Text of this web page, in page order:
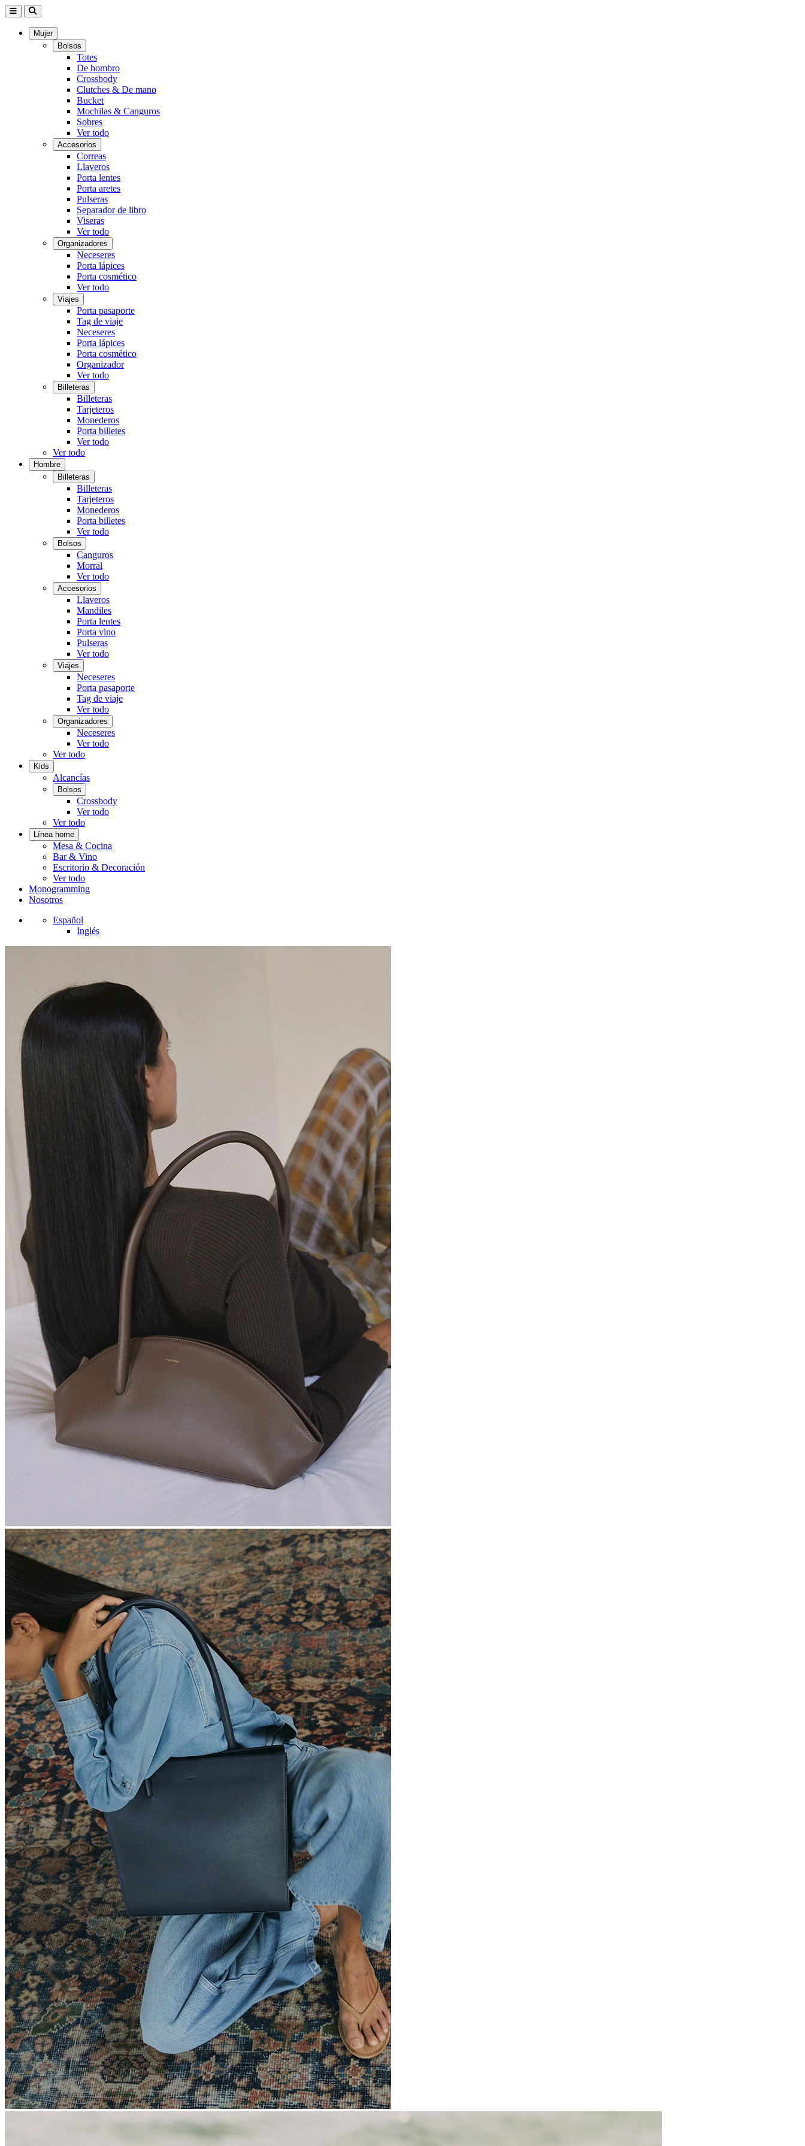
Mujer
Bolsos
Totes
De hombro
Crossbody
Clutches & De mano
Bucket
Mochilas & Canguros
Sobres
Ver todo
Accesorios
Correas
Llaveros
Porta lentes
Porta aretes
Pulseras
Separador de libro
Viseras
Ver todo
Organizadores
Neceseres
Porta lápices
Porta cosmético
Ver todo
Viajes
Porta pasaporte
Tag de viaje
Neceseres
Porta lápices
Porta cosmético
Organizador
Ver todo
Billeteras
Billeteras
Tarjeteros
Monederos
Porta billetes
Ver todo
Ver todo
Hombre
Billeteras
Billeteras
Tarjeteros
Monederos
Porta billetes
Ver todo
Bolsos
Canguros
Morral
Ver todo
Accesorios
Llaveros
Mandiles
Porta lentes
Porta vino
Pulseras
Ver todo
Viajes
Neceseres
Porta pasaporte
Tag de viaje
Ver todo
Organizadores
Neceseres
Ver todo
Ver todo
Kids
Alcancías
Bolsos
Crossbody
Ver todo
Ver todo
Línea home
Mesa & Cocina
Bar & Vino
Escritorio & Decoración
Ver todo
Monogramming
Nosotros
Español
Inglés